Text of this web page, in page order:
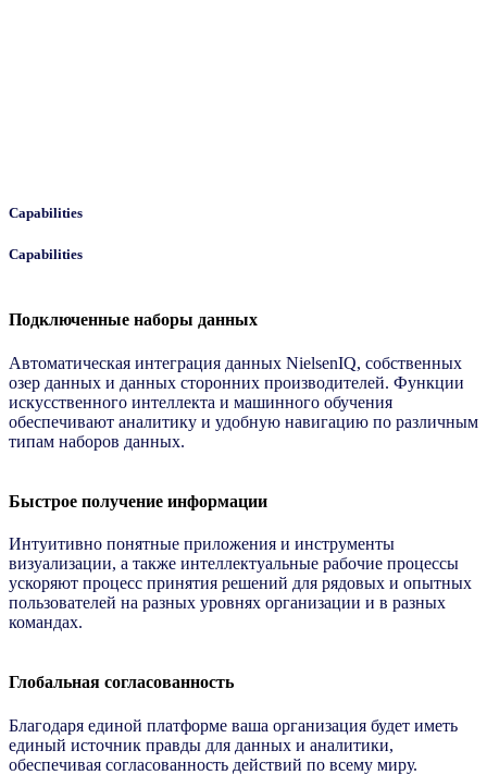
Capabilities
Capabilities
Подключенные наборы данных
Автоматическая интеграция данных NielsenIQ, собственных
озер данных и данных сторонних производителей. Функции
искусственного интеллекта и машинного обучения
обеспечивают аналитику и удобную навигацию по различным
типам наборов данных.
Быстрое получение информации
Интуитивно понятные приложения и инструменты
визуализации, а также интеллектуальные рабочие процессы
ускоряют процесс принятия решений для рядовых и опытных
пользователей на разных уровнях организации и в разных
командах.
Глобальная согласованность
Благодаря единой платформе ваша организация будет иметь
единый источник правды для данных и аналитики,
обеспечивая согласованность действий по всему миру.